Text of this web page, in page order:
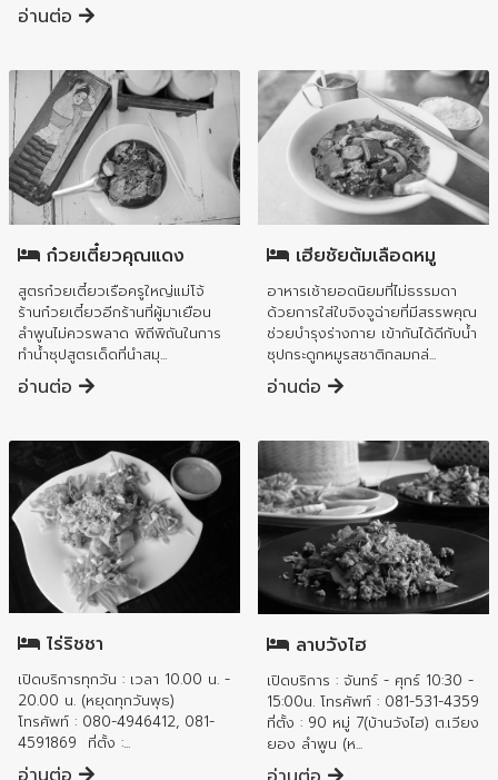
อ่านต่อ
อำเภอเมืองลำพูน
ก๋วยเตี๋ยวคุณแดง
สูตรก๋วยเตี๋ยวเรือครูใหญ่แม่โจ้
ร้านก๋วยเตี๋ยวอีกร้านที่ผู้มาเยือน
ลำพูนไม่ควรพลาด พิถีพิถันในการ
ทำน้ำซุปสูตรเด็ดที่นำสมุ...
อ่านต่อ
อำเภอเมืองลำพูน
เฮียชัยต้มเลือดหมู
อาหารเช้ายอดนิยมที่ไม่ธรรมดา
ด้วยการใส่ใบจิงจูฉ่ายที่มีสรรพคุณ
ช่วยบำรุงร่างกาย เข้ากันได้ดีกับน้ำ
ซุปกระดูกหมูรสชาติกลมกล่...
อ่านต่อ
อำเภอแม่ทา
ไร่ริชชา
เปิดบริการทุกวัน : เวลา 10.00 น. -
20.00 น. (หยุดทุกวันพุธ)
โทรศัพท์ : 080-4946412, 081-
4591869 ที่ตั้ง :...
อำเภอเมืองลำพูน
ลาบวังไฮ
เปิดบริการ : จันทร์ - ศุกร์ 10:30 -
15:00น. โทรศัพท์ : 081-531-4359
ที่ตั้ง : 90 หมู่ 7(บ้านวังไฮ) ต.เวียง
ยอง ลำพูน (ห...